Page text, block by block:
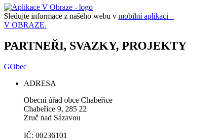
Sledujte informace z našeho webu v mobilní aplikaci –
V OBRAZE.
PARTNEŘI, SVAZKY, PROJEKTY
GObec
ADRESA
Obecní úřad obce Chabeřice
Chabeřice 9, 285 22
Zruč nad Sázavou
IČ: 00236101